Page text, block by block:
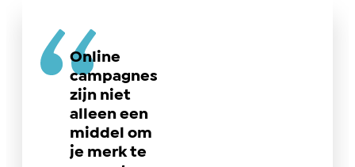
Online
campagnes
zijn niet
alleen een
middel om
je merk te